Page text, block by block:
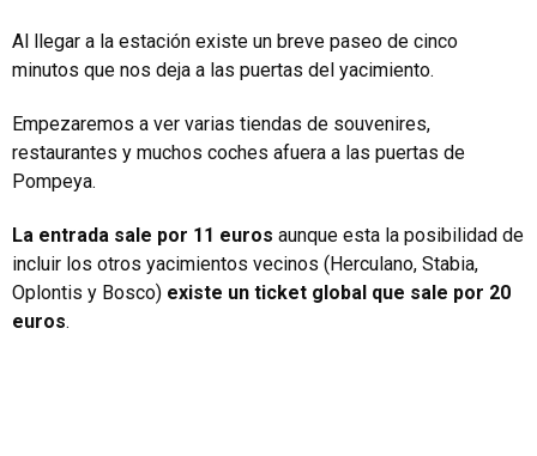
Al llegar a la estación existe un breve paseo de cinco
minutos que nos deja a las puertas del yacimiento.
Empezaremos a ver varias tiendas de souvenires,
restaurantes y muchos coches afuera a las puertas de
Pompeya.
La entrada sale por 11 euros aunque esta la posibilidad de
incluir los otros yacimientos vecinos (Herculano, Stabia,
Oplontis y Bosco) existe un ticket global que sale por 20
euros.